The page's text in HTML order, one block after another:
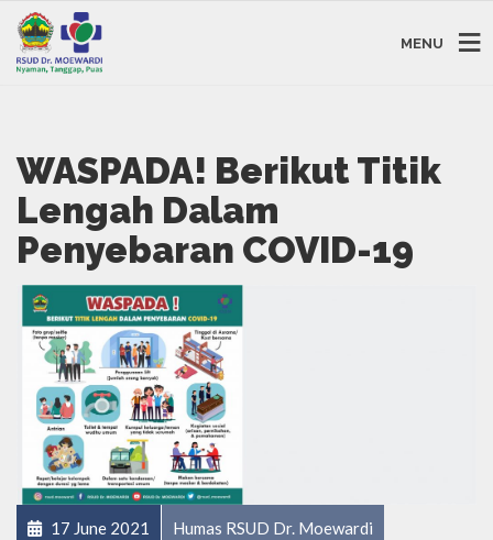
MENU
WASPADA! Berikut Titik
Lengah Dalam
Penyebaran COVID-19
17 June 2021 Humas RSUD Dr. Moewardi